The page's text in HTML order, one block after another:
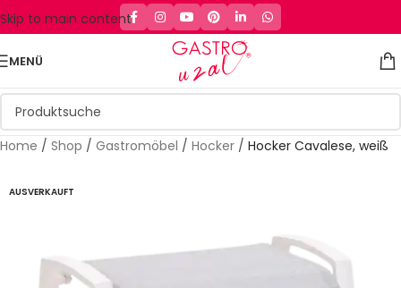
Skip to main content
MENÜ
Home / Shop / Gastromöbel / Hocker / Hocker Cavalese, weiß
AUSVERKAUFT